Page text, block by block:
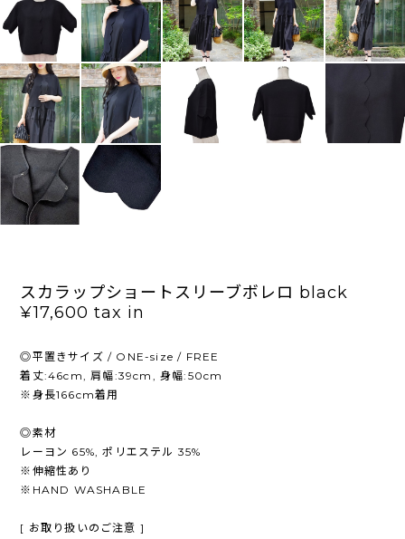
スカラップショートスリーブボレロ black
¥17,600 tax in
◎平置きサイズ / ONE-size / FREE
着丈:46cm, 肩幅:39cm, 身幅:50cm
※身長166cm着用
◎素材
レーヨン 65%, ポリエステル 35%
※伸縮性あり
※HAND WASHABLE
[ お取り扱いのご注意 ]